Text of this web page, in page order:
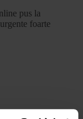
pus la
foarte